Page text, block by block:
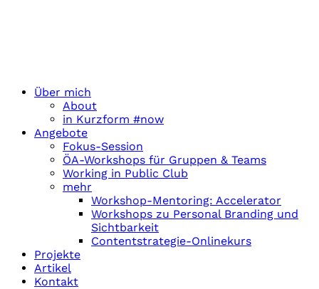
Über mich
About
in Kurzform #now
Angebote
Fokus-Session
ÖA-Workshops für Gruppen & Teams
Working in Public Club
mehr
Workshop-Mentoring: Accelerator
Workshops zu Personal Branding und
Sichtbarkeit
Contentstrategie-Onlinekurs
Projekte
Artikel
Kontakt